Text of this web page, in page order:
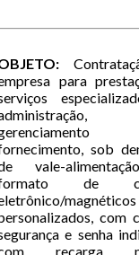
para
sob
vale-
de
magnéticos
com
e senha
recarga